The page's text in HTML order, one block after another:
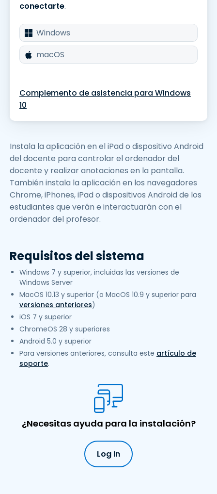
conectarte.
Windows
macOS
Complemento de asistencia para Windows
10
Instala la aplicación en el iPad o dispositivo Android
del docente para controlar el ordenador del
docente y realizar anotaciones en la pantalla.
También instala la aplicación en los navegadores
Chrome, iPhones, iPad o dispositivos Android de los
estudiantes que verán e interactuarán con el
ordenador del profesor.
Requisitos del sistema
Windows 7 y superior, incluidas las versiones de
Windows Server
MacOS 10.13 y superior (o MacOS 10.9 y superior para
versiones anteriores)
iOS 7 y superior
ChromeOS 28 y superiores
Android 5.0 y superior
Para versiones anteriores, consulta este artículo de
soporte.
¿Necesitas ayuda para la instalación?
Log In